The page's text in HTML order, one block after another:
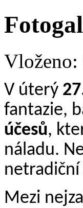
Vloženo:
V úterý
fantazie,
účesů,
náladu.
netradiční
Mezi